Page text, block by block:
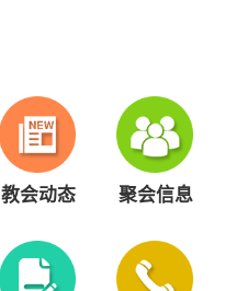
教会动态 聚会信息